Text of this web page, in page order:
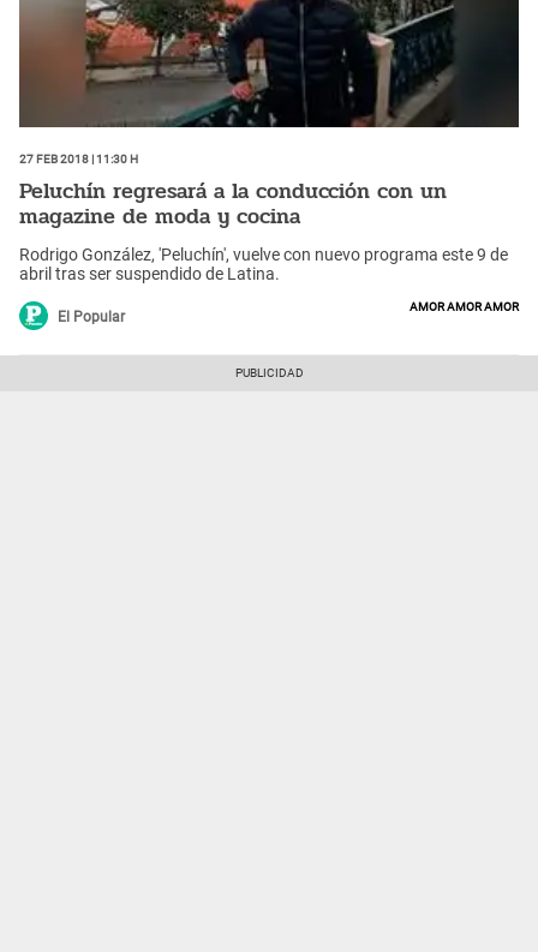
27 Feb 2018 | 11:30 h
Peluchín regresará a la conducción con un
magazine de moda y cocina
Rodrigo González, 'Peluchín', vuelve con nuevo programa este 9 de
abril tras ser suspendido de Latina.
El Popular
amor amor amor